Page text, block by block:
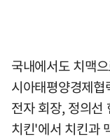
국내에서도 치맥
시아태평양경제
전자 회장, 정의선
치킨'에서 치킨과